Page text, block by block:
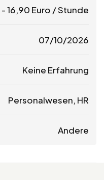
-16,90 Euro / Stunde
07/10/2026
Keine Erfahrung
Personalwesen, HR
Andere